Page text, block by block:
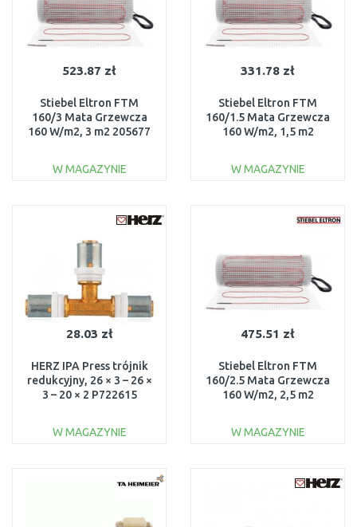
523.87 zł
Stiebel Eltron FTM
160/3 Mata Grzewcza
160 W/m2, 3 m2 205677
W MAGAZYNIE
Do porównania
331.78 zł
Stiebel Eltron FTM
160/1.5 Mata Grzewcza
160 W/m2, 1,5 m2
W MAGAZYNIE
Do porównania
28.03 zł
HERZ IPA Press trójnik
redukcyjny, 26 × 3 – 26 ×
3 – 20 × 2 P722615
W MAGAZYNIE
Do porównania
475.51 zł
Stiebel Eltron FTM
160/2.5 Mata Grzewcza
160 W/m2, 2,5 m2
W MAGAZYNIE
Do porównania